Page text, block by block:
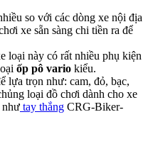
so với các dòng xe nội địa
xe sẵn sàng chi tiền ra để
loại này có rất nhiều phụ kiện
ốp pô vario kiểu.
lựa trọn như: cam, đỏ, bạc,
loại đồ chơi dành cho xe
như tay thắng CRG-Biker-